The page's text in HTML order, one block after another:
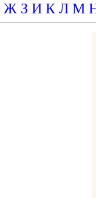
Ж З И К Л М